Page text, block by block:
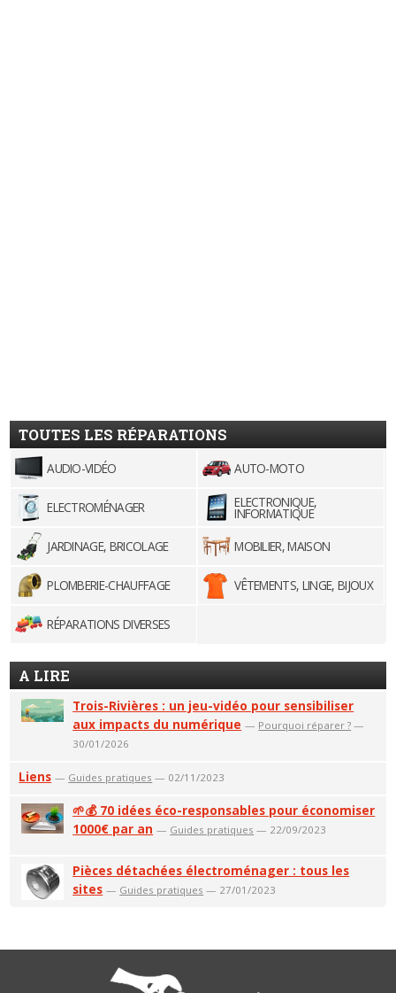
TOUTES LES RÉPARATIONS
AUDIO-VIDÉO AUTO-MOTO
ELECTROMÉNAGER ELECTRONIQUE,
INFORMATIQUE
JARDINAGE, BRICOLAGE
MOBILIER, MAISON
PLOMBERIE-CHAUFFAGE VÊTEMENTS, LINGE, BIJOUX
RÉPARATIONS DIVERSES
A LIRE
Trois-Rivières : un jeu-vidéo pour sensibiliser
aux impacts du numérique — Pourquoi réparer ? —
30/01/2026
Liens — Guides pratiques — 02/11/2023
🌱💰 70 idées éco-responsables pour économiser
1000€ par an — Guides pratiques — 22/09/2023
Pièces détachées électroménager : tous les
sites — Guides pratiques — 27/01/2023